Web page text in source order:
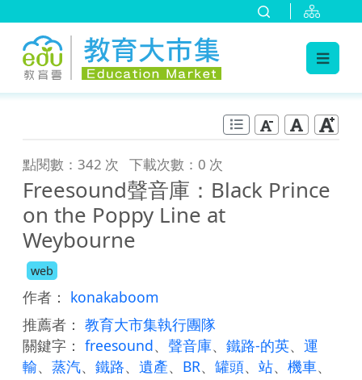
點閱數：342 次 下載次數：0 次
Freesound聲音庫：Black Prince
on the Poppy Line at
Weybourne
web
作者： konakaboom
推薦者： 教育大市集執行團隊
關鍵字： freesound、 聲音庫、 鐵路-的英、 運
輸、 蒸汽、 鐵路、 遺產、 BR、 罐頭、 站、 機車、